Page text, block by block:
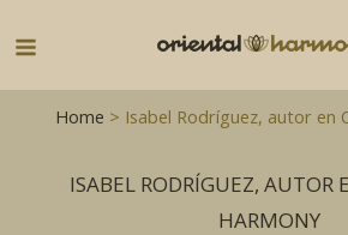
Main
MenuHome > Isabel Rodríguez, autor en
ISABEL RODRÍGUEZ, AUTOR
HARMONY